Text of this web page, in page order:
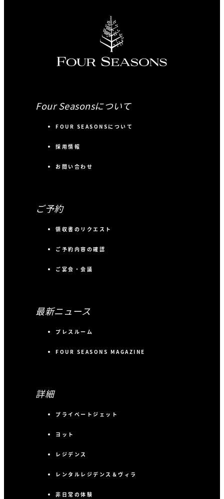
Four Seasonsについて
FOUR SEASONSについて
採用情報
お問い合わせ
ご予約
領収書のリクエスト
ご予約内容の確認
ご宴会・会議
最新ニュース
プレスルーム
FOUR SEASONS MAGAZINE
詳細
プライベートジェット
ヨット
レジデンス
レンタルレジデンス＆ヴィラ
非日常の体験